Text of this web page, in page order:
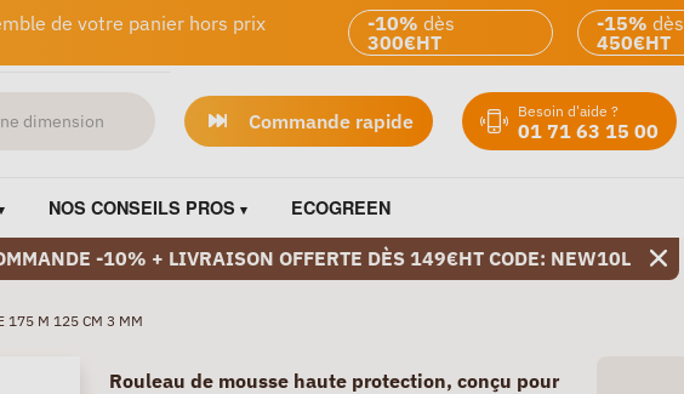
de votre panier hors prix
-10% dès
300€HT
-15% dès
450€HT
Commande rapide Besoin d'aide ?
01 71 63 15 00
NOS CONSEILS PROS ECOGREEN
-10% + LIVRAISON OFFERTE DÈS 149€HT CODE: NEW10L
175 M 125 CM 3 MM
Rouleau de mousse haute protection, conçu pour